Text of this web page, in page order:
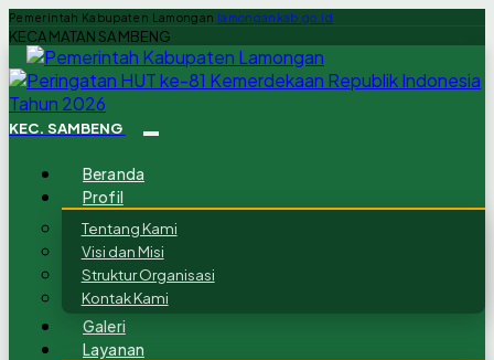
Pemerintah Kabupaten Lamongan lamongankab.go.id
KECAMATAN SAMBENG
KEC. SAMBENG
Beranda
Profil
Tentang Kami
Visi dan Misi
Struktur Organisasi
Kontak Kami
Galeri
Layanan